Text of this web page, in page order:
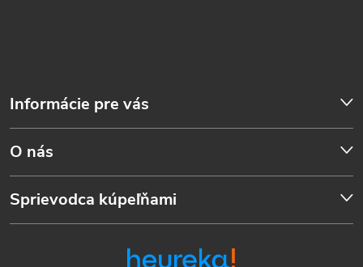
Informácie pre vás
O nás
Sprievodca kúpeľňami